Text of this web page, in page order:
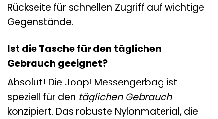
Rückseite für schnellen Zugriff auf wichtige
Gegenstände.
Ist die Tasche für den täglichen
Gebrauch geeignet?
Absolut! Die Joop! Messengerbag ist
speziell für den täglichen Gebrauch
konzipiert. Das robuste Nylonmaterial, die